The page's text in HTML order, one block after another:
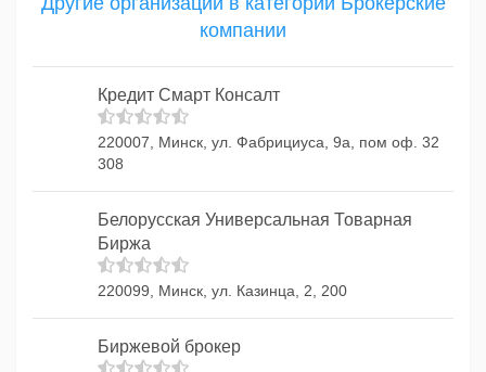
компании
Кредит Смарт Консалт
220007, Минск, ул. Фабрициуса, 9а, пом оф. 32
308
Белорусская Универсальная Товарная
Биржа
220099, Минск, ул. Казинца, 2, 200
Биржевой брокер